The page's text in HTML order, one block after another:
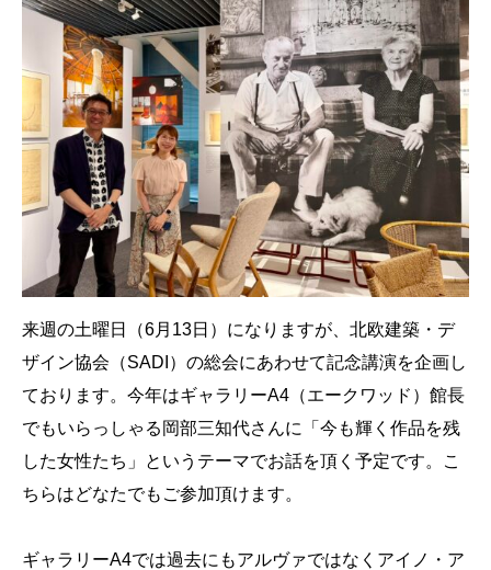
来週の土曜日（6月13日）になりますが、北欧建築・デ
ザイン協会（SADI）の総会にあわせて記念講演を企画し
ております。今年はギャラリーA4（エークワッド）館長
でもいらっしゃる岡部三知代さんに「今も輝く作品を残
した女性たち」というテーマでお話を頂く予定です。こ
ちらはどなたでもご参加頂けます。
ギャラリーA4では過去にもアルヴァではなくアイノ・ア